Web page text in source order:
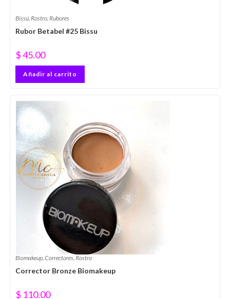
Bissú, Rostro, Rubores
Rubor Betabel #25 Bissu
$45.00
Añadir al carrito
Biomakeup,Correctores, Rostro
Corrector Bronze Biomakeup
$ 110.00